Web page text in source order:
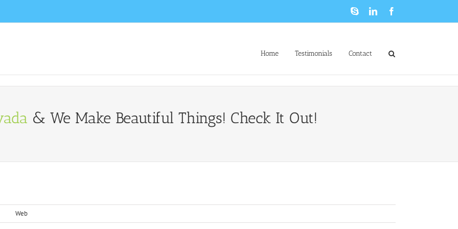
SkypeLinkedIn
Home Testimonials Contact
& We Make Beautiful Things! Check It Out!
Web